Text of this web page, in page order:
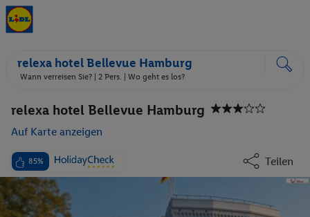
relexa hotel Bellevue Hamburg
Wann verreisen Sie? | 2 Pers. | Wo geht es los?
relexa hotel Bellevue Hamburg
Auf Karte anzeigen
85% Teilen